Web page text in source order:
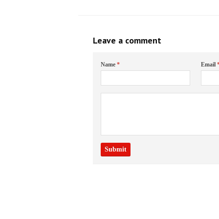
Leave a comment
Name* Email